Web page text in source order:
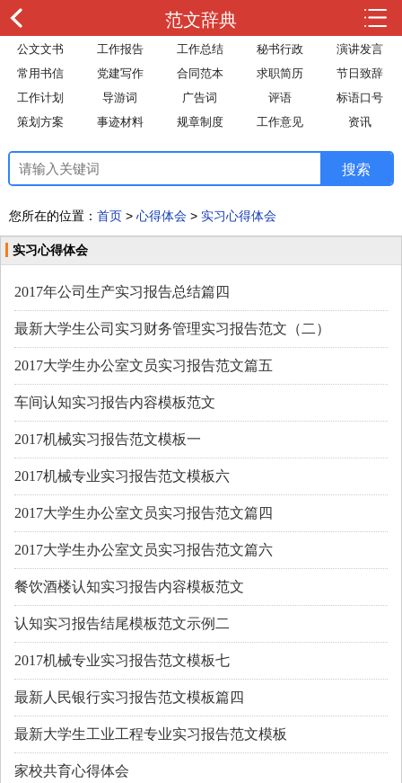
范文辞典
公文文书 工作报告 工作总结 秘书行政
演讲发言
常用书信
党建写作 合同范本 求职简历
节日致辞
工作计划
导游词 广告词 评语
标语口号
策划方案
事迹材料 规章制度 工作意见 资讯
您所在的位置： 首页 > 心得体会 > 实习心得体会
实习心得体会
2017年公司生产实习报告总结篇四
最新大学生公司实习财务管理实习报告范文（二）
2017大学生办公室文员实习报告范文篇五
车间认知实习报告内容模板范文
2017机械实习报告范文模板一
2017机械专业实习报告范文模板六
2017大学生办公室文员实习报告范文篇四
2017大学生办公室文员实习报告范文篇六
餐饮酒楼认知实习报告内容模板范文
认知实习报告结尾模板范文示例二
2017机械专业实习报告范文模板七
最新人民银行实习报告范文模板篇四
最新大学生工业工程专业实习报告范文模板
家校共育心得体会